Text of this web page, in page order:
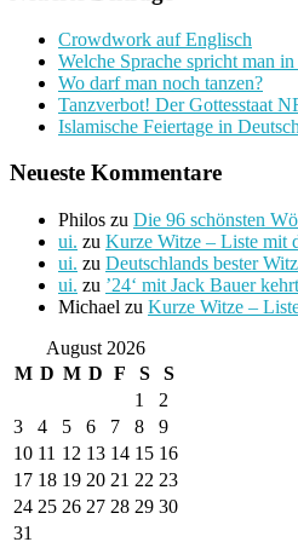
Crowdwork auf Englisch
Welche Sprache spricht man
Wo darf man noch tanzen?
Tanzverbot! Der Gottesstaat
Islamische Feiertage in
Neueste Kommentare
Philos zu Die 96 schönsten
ui. zu Kurze Witze – Liste mit
ui. zu Deutschlands bester
ui. zu ’24‘ mit Jack Bauer
Michael zu Kurze Witze –
August 2026
M D M D F S
S
1
2
3
4 5 6 7 8
9
10 11 12 13 14 15 16
17 18 19 20 21 22 23
24 25 26 27 28 29 30
31